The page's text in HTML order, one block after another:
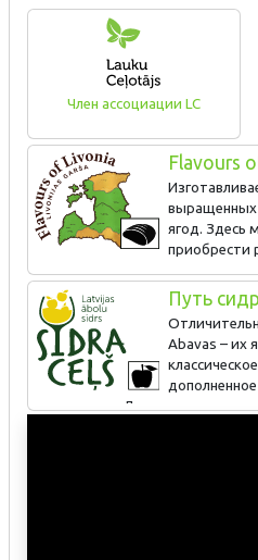
Член ассоциации LC
Flavours
выращенных
ягод. Здесь
приобрести
напитки.
Путь
Abavas – их
растениями. Для продукции